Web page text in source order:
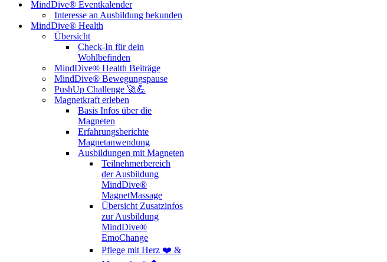
MindDive® Eventkalender
Interesse an Ausbildung bekunden
MindDive® Health
Übersicht
Check-In für dein
Wohlbefinden
MindDive® Health Beiträge
MindDive® Bewegungspause
PushUp Challenge 🚀💪
Magnetkraft erleben
Basis Infos über die
Magneten
Erfahrungsberichte
Magnetanwendung
Ausbildungen mit Magneten
Teilnehmerbereich
der Ausbildung
MindDive®
MagnetMassage
Übersicht Zusatzinfos
zur Ausbildung
MindDive®
EmoChange
Pflege mit Herz ❤️ &